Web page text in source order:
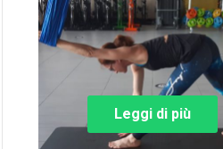
Leggi di più